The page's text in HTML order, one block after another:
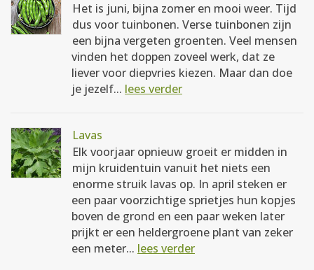
Het is juni, bijna zomer en mooi weer. Tijd
dus voor tuinbonen. Verse tuinbonen zijn
een bijna vergeten groenten. Veel mensen
vinden het doppen zoveel werk, dat ze
liever voor diepvries kiezen. Maar dan doe
je jezelf... lees verder
Lavas
Elk voorjaar opnieuw groeit er midden in
mijn kruidentuin vanuit het niets een
enorme struik lavas op. In april steken er
een paar voorzichtige sprietjes hun kopjes
boven de grond en een paar weken later
prijkt er een heldergroene plant van zeker
een meter... lees verder